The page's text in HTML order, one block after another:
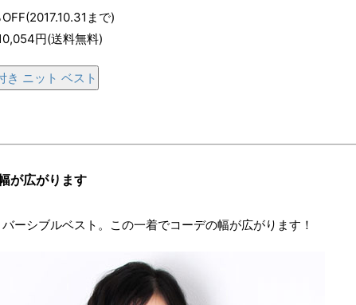
まで)
円(送料無料)
き ニット ベスト
が広がります
ーシブルベスト。この一着でコーデの幅が広がります！